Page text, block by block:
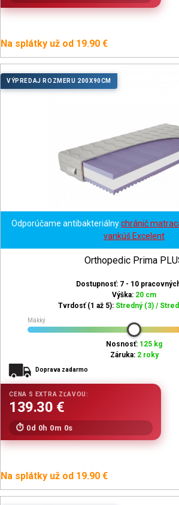
Na splátky už od 19.90 €
VÝPREDAJ ROZMERU 200X90CM
Odporúčame antibakteriálnychránič
vankúš Excelent
Orthopedic Prima
Dostupnosť: 7 - 10
Výška: 20 cm
Tvrdosť (1 až 5): Stredný (3) /
Mäkký
Nosnosť: 125 kg
Záruka: 2 roky
Doprava zadarmo
0d 0h 0m 0s
Na splátky už od 19.90 €